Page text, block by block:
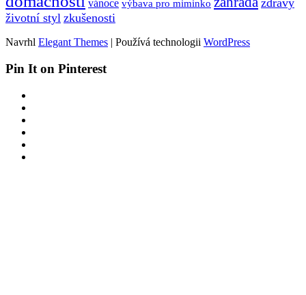
vánoce výbava pro miminko
zdravý
životní styl zkušenosti
Navrhl Elegant Themes | Používá technologii WordPress
Pin It on Pinterest